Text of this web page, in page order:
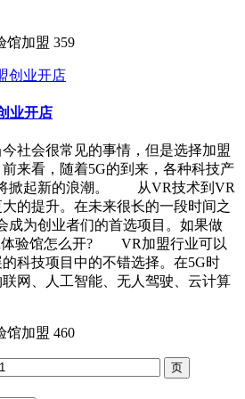
馆加盟 359
业开店
会很常见的事情，但是选择加盟
来看，随着5G的到来，各种科技产
掀起新的浪潮。 从VR技术到VR
的提升。在未来很长的一段时间之
成为创业者们的首选项目。如果做
体验馆怎么开? VR加盟行业可以
科技项目中的不错选择。在5G时
网、人工智能、无人驾驶、云计算
馆加盟 460